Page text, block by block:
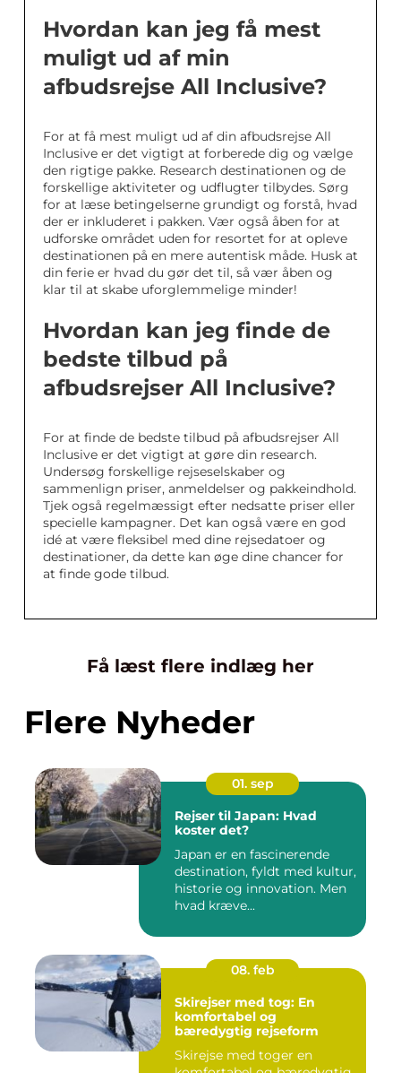
Hvordan kan jeg få mest
muligt ud af min
afbudsrejse All Inclusive?
For at få mest muligt ud af din afbudsrejse All
Inclusive er det vigtigt at forberede dig og vælge
den rigtige pakke. Research destinationen og de
forskellige aktiviteter og udflugter tilbydes. Sørg
for at læse betingelserne grundigt og forstå, hvad
der er inkluderet i pakken. Vær også åben for at
udforske området uden for resortet for at opleve
destinationen på en mere autentisk måde. Husk at
din ferie er hvad du gør det til, så vær åben og
klar til at skabe uforglemmelige minder!
Hvordan kan jeg finde de
bedste tilbud på
afbudsrejser All Inclusive?
For at finde de bedste tilbud på afbudsrejser All
Inclusive er det vigtigt at gøre din research.
Undersøg forskellige rejseselskaber og
sammenlign priser, anmeldelser og pakkeindhold.
Tjek også regelmæssigt efter nedsatte priser eller
specielle kampagner. Det kan også være en god
idé at være fleksibel med dine rejsedatoer og
destinationer, da dette kan øge dine chancer for
at finde gode tilbud.
Få læst flere indlæg her
Flere Nyheder
01. sep
Rejser til Japan: Hvad
koster det?
Japan er en fascinerende
destination, fyldt med kultur,
historie og innovation. Men
hvad kræve...
08. feb
Skirejser med tog: En
komfortabel og
bæredygtig rejseform
Skirejse med toger en